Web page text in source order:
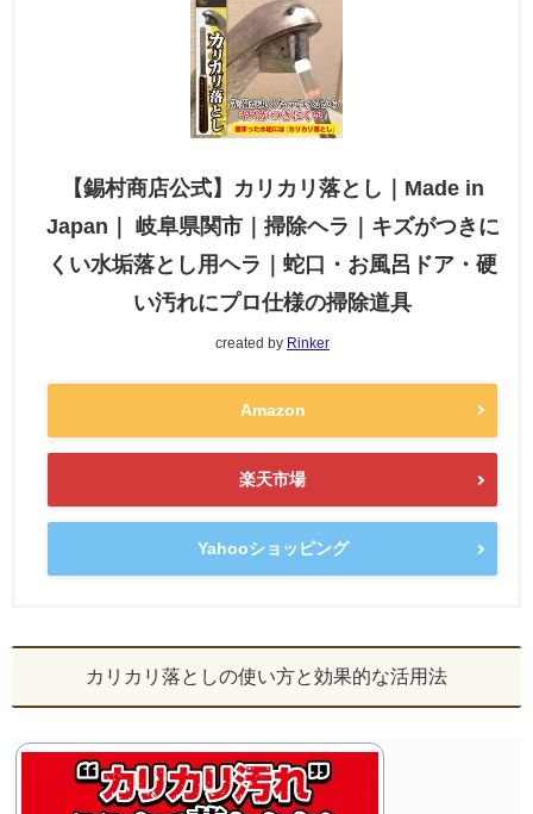
【錫村商店公式】カリカリ落とし｜Made in
Japan｜ 岐阜県関市｜掃除ヘラ｜キズがつきに
くい水垢落とし用ヘラ｜蛇口・お風呂ドア・硬
い汚れにプロ仕様の掃除道具
created by Rinker
Amazon
楽天市場
Yahooショッピング
カリカリ落としの使い方と効果的な活用法